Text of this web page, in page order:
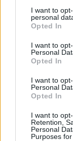
I want to
personal
Opted In
I want to
Personal
Opted In
I want to
Personal
Opted In
I want to
Retention,
Personal
Purposes
Savaitės
Žinios | Orai
Nufilmavo, kaip
vaizdas pribloškia
Žinios | Lietuvos